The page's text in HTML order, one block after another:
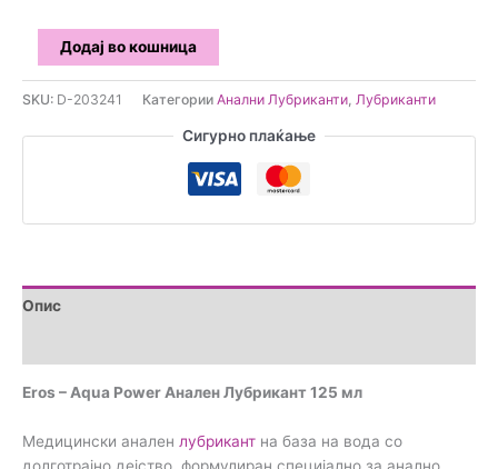
Анален
Додај во кошница
SKU: D-203241 Категории Анални Лубриканти, Лубриканти
Сигурно плаќање
Опис
Eros – Aqua Power Анален Лубрикант 125 мл
Медицински анален лубрикант на база на вода со
долготрајно дејство, формулиран специјално за анално